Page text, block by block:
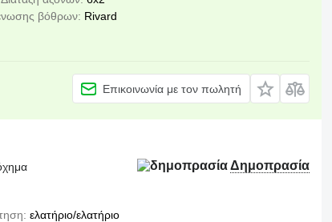
βόθρων Rivard
Επικοινωνία με τον πωλητή
Δημοπρασία
ελατήριο/ελατήριο